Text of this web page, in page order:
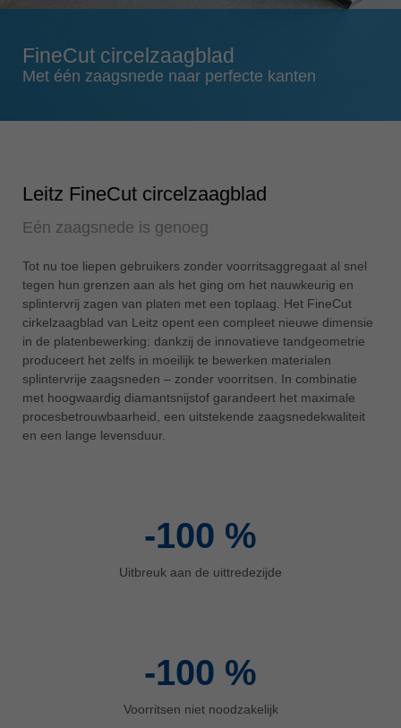
Slovenija
slovenski
türkçe
USA
english
Việt Nam
tiếng việt
中国
中文
ประเทศไทย
FineCut circelzaagblad
Met één zaagsnede naar perfecte kanten
Leitz FineCut circelzaagblad
Eén zaagsnede is genoeg
Tot nu toe liepen gebruikers zonder voorritsaggregaat al snel
tegen hun grenzen aan als het ging om het nauwkeurig en
splintervrij zagen van platen met een toplaag. Het FineCut
cirkelzaagblad van Leitz opent een compleet nieuwe dimensie
in de platenbewerking: dankzij de innovatieve tandgeometrie
produceert het zelfs in moeilijk te bewerken materialen
splintervrije zaagsneden – zonder voorritsen. In combinatie
met hoogwaardig diamantsnijstof garandeert het maximale
procesbetrouwbaarheid, een uitstekende zaagsnedekwaliteit
en een lange levensduur.
-100 %
Uitbreuk aan de uittredezijde
-100 %
Voorritsen niet noodzakelijk